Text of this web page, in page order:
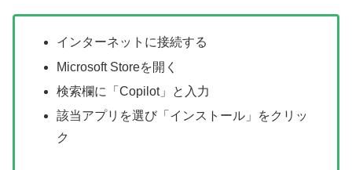
インターネットに接続する
Microsoft Storeを開く
検索欄に「Copilot」と入力
該当アプリを選び「インストール」をクリッ
ク